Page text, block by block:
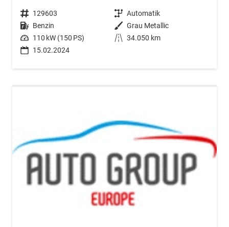
Fahrzeugnr. 129603 Getriebe Automatik
Kraftstoff Benzin Außenfarbe Grau Metallic
Leistung 110 kW (150 PS) Kilometerstand 34.050 km
15.02.2024